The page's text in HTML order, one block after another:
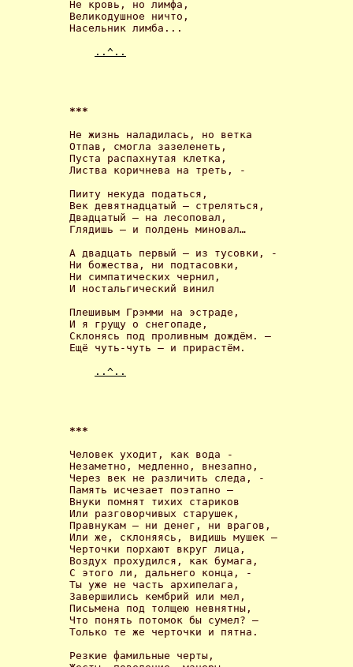
Не кровь, но лимфа,
Великодушное ничто,
Насельник лимба...
..^..
***
Не жизнь наладилась, но ветка
Отпав, смогла зазеленеть,
Пуста распахнутая клетка,
Листва коричнева на треть, -
Пииту некуда податься,
Век девятнадцатый – стреляться,
Двадцатый – на лесоповал,
Глядишь – и полдень миновал…
А двадцать первый – из тусовки, -
Ни божества, ни подтасовки,
Ни симпатических чернил,
И ностальгический винил
Плешивым Грэмми на эстраде,
И я грущу о снегопаде,
Склонясь под проливным дождём. –
Ещё чуть-чуть – и прирастём.
..^..
***
Человек уходит, как вода -
Незаметно, медленно, внезапно,
Через век не различить следа, -
Память исчезает поэтапно –
Внуки помнят тихих стариков
Или разговорчивых старушек,
Правнукам – ни денег, ни врагов,
Или же, склоняясь, видишь мушек –
Черточки порхают вкруг лица,
Воздух прохудился, как бумага,
С этого ли, дальнего конца, -
Ты уже не часть архипелага,
Завершились кембрий или мел,
Письмена под толщею невнятны,
Что понять потомок бы сумел? –
Только те же черточки и пятна.
Резкие фамильные черты,